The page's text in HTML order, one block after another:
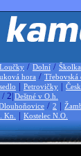
Loučky / Dolní / Školka
hora / Třebovská
| Petrovičky |
/ 2|Deštné v O.h.
/ 2 |
Kn. | Kostelec N.O.